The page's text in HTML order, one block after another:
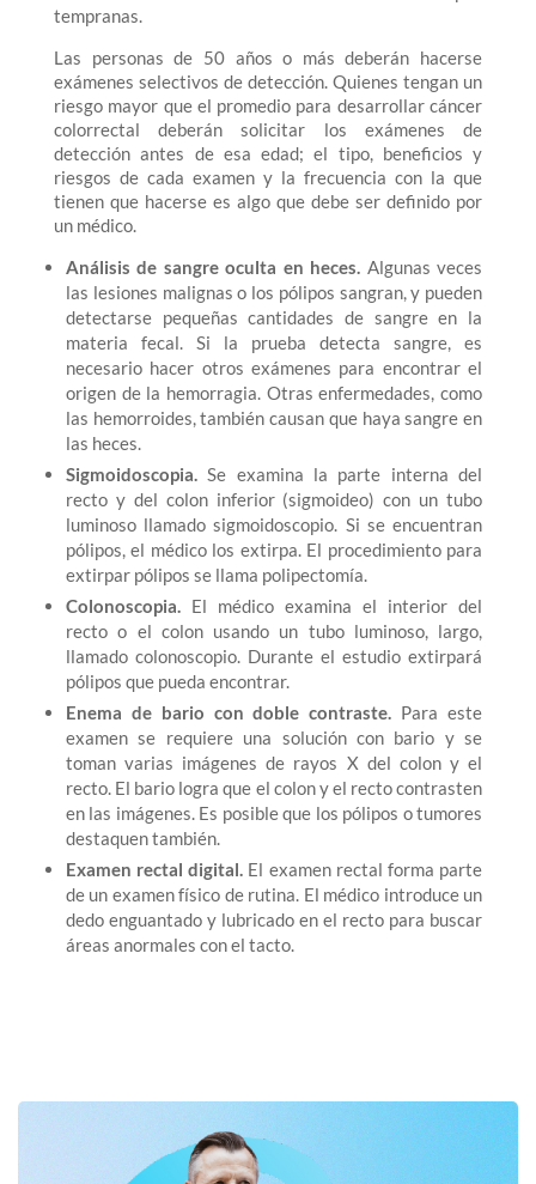
tempranas.
Las personas de 50 años o más deberán hacerse
exámenes selectivos de detección. Quienes tengan un
riesgo mayor que el promedio para desarrollar cáncer
colorrectal deberán solicitar los exámenes de
detección antes de esa edad; el tipo, beneficios y
riesgos de cada examen y la frecuencia con la que
tienen que hacerse es algo que debe ser definido por
un médico.
Análisis de sangre oculta en heces. Algunas veces
las lesiones malignas o los pólipos sangran, y pueden
detectarse pequeñas cantidades de sangre en la
materia fecal. Si la prueba detecta sangre, es
necesario hacer otros exámenes para encontrar el
origen de la hemorragia. Otras enfermedades, como
las hemorroides, también causan que haya sangre en
las heces.
Sigmoidoscopia. Se examina la parte interna del
recto y del colon inferior (sigmoideo) con un tubo
luminoso llamado sigmoidoscopio. Si se encuentran
pólipos, el médico los extirpa. El procedimiento para
extirpar pólipos se llama polipectomía.
Colonoscopia. El médico examina el interior del
recto o el colon usando un tubo luminoso, largo,
llamado colonoscopio. Durante el estudio extirpará
pólipos que pueda encontrar.
Enema de bario con doble contraste. Para este
examen se requiere una solución con bario y se
toman varias imágenes de rayos X del colon y el
recto. El bario logra que el colon y el recto contrasten
en las imágenes. Es posible que los pólipos o tumores
destaquen también.
Examen rectal digital. El examen rectal forma parte
de un examen físico de rutina. El médico introduce un
dedo enguantado y lubricado en el recto para buscar
áreas anormales con el tacto.